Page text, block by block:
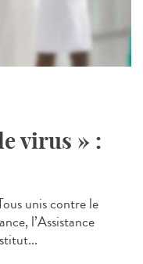
virus » :
unis contre le
l’Assistance